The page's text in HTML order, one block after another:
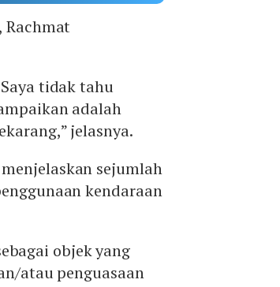
Rachmat
tidak tahu
adalah
jelasnya.
sejumlah
kendaraan
objek yang
atau penguasaan